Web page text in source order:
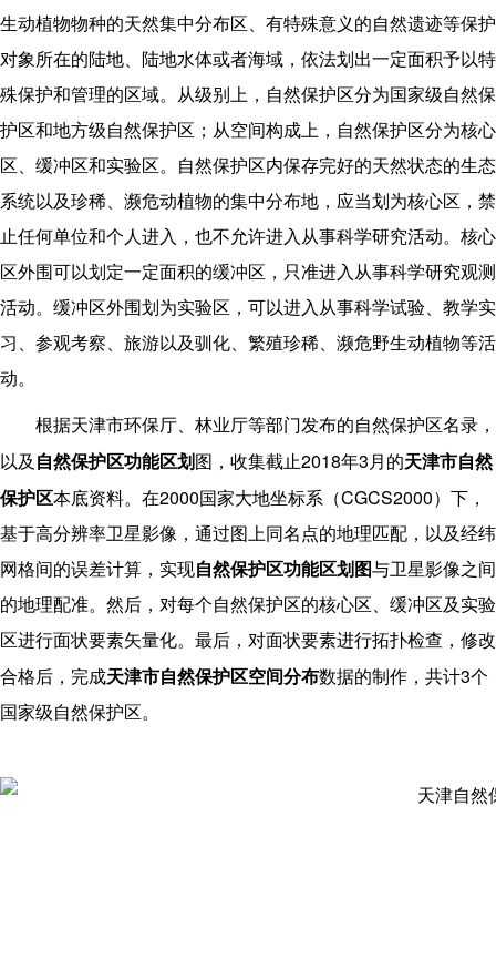
生动植物物种的天然集中分布区、有特殊意义的自然遗迹等保护
对象所在的陆地、陆地水体或者海域，依法划出一定面积予以特
殊保护和管理的区域。从级别上，自然保护区分为国家级自然保
护区和地方级自然保护区；从空间构成上，自然保护区分为核心
区、缓冲区和实验区。自然保护区内保存完好的天然状态的生态
系统以及珍稀、濒危动植物的集中分布地，应当划为核心区，禁
止任何单位和个人进入，也不允许进入从事科学研究活动。核心
区外围可以划定一定面积的缓冲区，只准进入从事科学研究观测
活动。缓冲区外围划为实验区，可以进入从事科学试验、教学实
习、参观考察、旅游以及驯化、繁殖珍稀、濒危野生动植物等活
动。
根据天津市环保厅、林业厅等部门发布的自然保护区名录，
以及 自然保护区功能区划 图，收集截止2018年3 月的天津市自然
保护区本底资料。在2000国家大地坐标系（CGCS2000）下，
基于高分辨率卫星影像，通过图上同名点的地理匹配，以及经纬
网格间的误差计算，实现自然保护区功能区划图与卫星影像之间
的地理配准。然后，对每个自然保护区的核心区、缓冲区及实验
区进行面状要素矢量化。最后，对面状要素进行拓扑检查，修改
合格后，完成天津市自然保护区空间分布数据的制作，共计3个
国家级自然保护区。